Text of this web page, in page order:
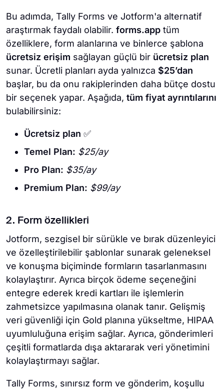
Bu adımda, Tally Forms ve Jotform'a alternatif
araştırmak faydalı olabilir. forms.app tüm
özelliklere, form alanlarına ve binlerce şablona
ücretsiz erişim sağlayan güçlü bir ücretsiz plan
sunar. Ücretli planları ayda yalnızca $25’dan
başlar, bu da onu rakiplerinden daha bütçe dostu
bir seçenek yapar. Aşağıda, tüm fiyat ayrıntılarını
bulabilirsiniz:
Ücretsiz plan ✅
Temel Plan: $25/ay
Pro Plan: $35/ay
Premium Plan: $99/ay
2. Form özellikleri
Jotform, sezgisel bir sürükle ve bırak düzenleyici
ve özelleştirilebilir şablonlar sunarak geleneksel
ve konuşma biçiminde formların tasarlanmasını
kolaylaştırır. Ayrıca birçok ödeme seçeneğini
entegre ederek kredi kartları ile işlemlerin
zahmetsizce yapılmasına olanak tanır. Gelişmiş
veri güvenliği için Gold planına yükseltme, HIPAA
uyumluluğuna erişim sağlar. Ayrıca, gönderimleri
çeşitli formatlarda dışa aktararak veri yönetimini
kolaylaştırmayı sağlar.
Tally Forms, sınırsız form ve gönderim, koşullu